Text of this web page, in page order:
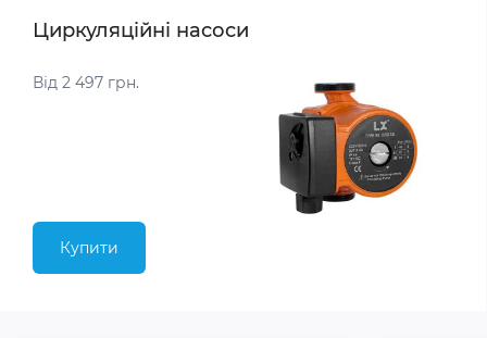
Циркуляційні насоси
Від 2 497 грн.
Купити